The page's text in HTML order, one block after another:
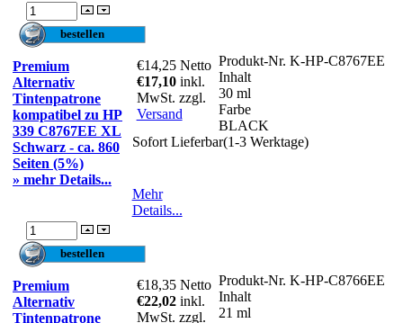
Premium
Alternativ
Tintenpatrone
kompatibel zu HP
339 C8767EE XL
Schwarz - ca. 860
Seiten (5%)
» mehr Details...
€14,25 Netto
€17,10 inkl.
MwSt. zzgl.
Versand
Produkt-Nr. K-HP-C8767EE
Inhalt
30 ml
Farbe
BLACK
Sofort Lieferbar(1-3 Werktage)
Mehr
Details...
Premium
Alternativ
Tintenpatrone
€18,35 Netto
€22,02 inkl.
MwSt. zzgl.
Produkt-Nr. K-HP-C8766EE
Inhalt
21 ml